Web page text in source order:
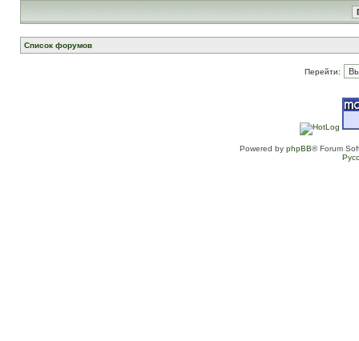
Список форумов
Перейти:
Powered by phpBB® Forum